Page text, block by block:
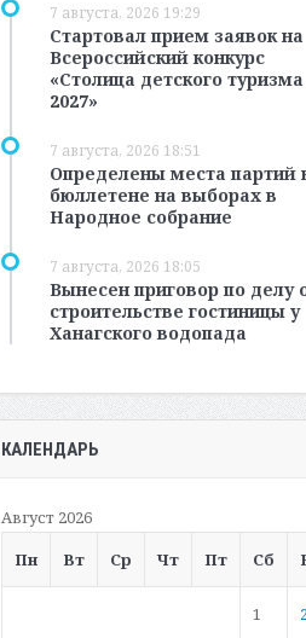
7 августа, 2026 19:29
Стартовал прием заявок на
Всероссийский конкурс
«Столица детского туризма
2027»
7 августа, 2026 18:51
Определены места партий
бюллетене на выборах в
Народное собрание
7 августа, 2026 18:05
Вынесен приговор по делу
строительстве гостиницы у
Ханагского водопада
КАЛЕНДАРЬ
Август 2026
Пн
Вт Ср Чт Пт Сб
1